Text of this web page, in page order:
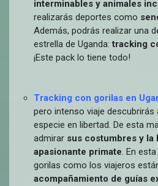
interminables y animales
realizarás deportes como
Además, podrás realizar una
estrella de Uganda:tracking
¡Este pack lo tiene todo!
Tracking con gorilas en
pero intenso viaje descubrirás
especie en libertad. De esta
admirar sus costumbres y la
apasionante primate. En
gorilas como los viajeros
acompañamiento de guías